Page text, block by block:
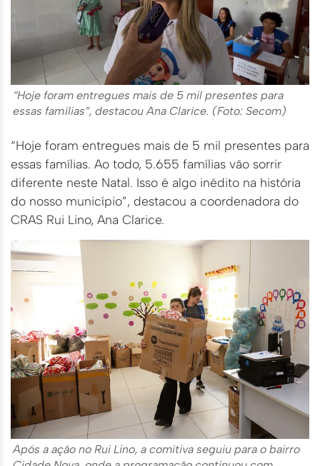
“Hoje foram entregues mais de 5 mil presentes para
essas famílias”, destacou Ana Clarice. (Foto: Secom)
“Hoje foram entregues mais de 5 mil presentes para
essas famílias. Ao todo, 5.655 famílias vão sorrir
diferente neste Natal. Isso é algo inédito na história
do nosso município”, destacou a coordenadora do
CRAS Rui Lino, Ana Clarice.
Após a ação no Rui Lino, a comitiva seguiu para o bairro